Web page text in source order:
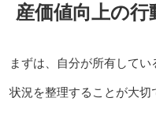
産価値向上の
まずは、自分が所有して
状況を整理することが大切